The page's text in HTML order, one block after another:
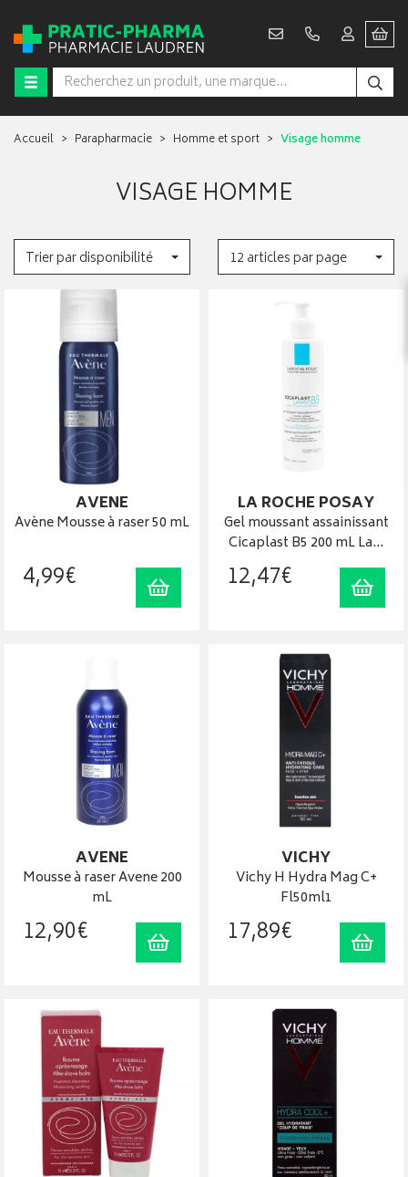
Accueil Parapharmacie Homme et sport Visage homme
VISAGE HOMME
Trier par disponibilité 12 articles par page
AVENE
Avène Mousse à raser 50 mL
4,99€ Ajouter au panier
LA ROCHE POSAY
Gel moussant assainissant
Cicaplast B5 200 mL La…
12,47€
AVENE
Mousse à raser Avene 200
mL
12,90€ Ajouter au panier
VICHY
Vichy H Hydra Mag C+
Fl50ml1
17,89€